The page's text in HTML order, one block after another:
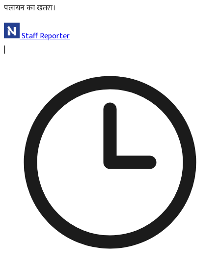
पलायन का खतरा।
Staff Reporter
|